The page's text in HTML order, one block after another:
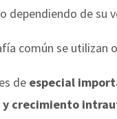
dependiendo de su
común se utilizan
de especial
y crecimiento